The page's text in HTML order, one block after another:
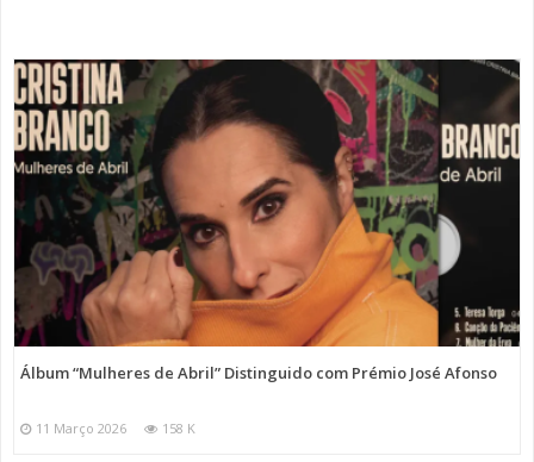
Álbum “Mulheres de Abril” Distinguido com Prémio José Afonso
11 Março 2026 158 K